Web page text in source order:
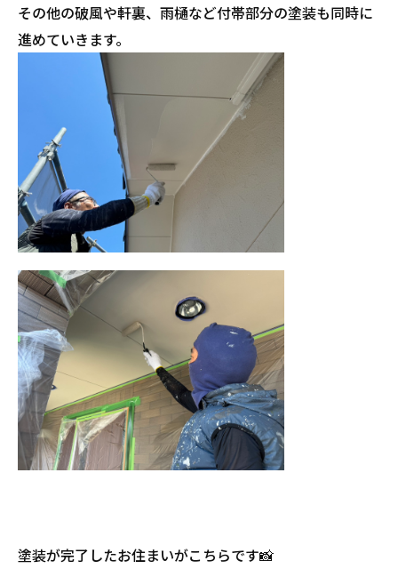
その他の破風や軒裏、雨樋など付帯部分の塗装も同時に
進めていきます。
塗装が完了したお住まいがこちらです📸